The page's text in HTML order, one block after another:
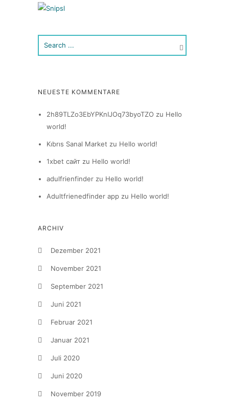
NEUESTE KOMMENTARE
2h89TLZo3EbYPKnIJOq73byoTZO zu Hello
world!
Kıbrıs Sanal Market zu Hello world!
1xbet сайтzu Hello world!
adulfrienfinderzu Hello world!
Adultfrienedfinder appzu Hello world!
ARCHIV
Dezember 2021
November 2021
September 2021
Juni 2021
Februar 2021
Januar 2021
Juli 2020
Juni 2020
November 2019